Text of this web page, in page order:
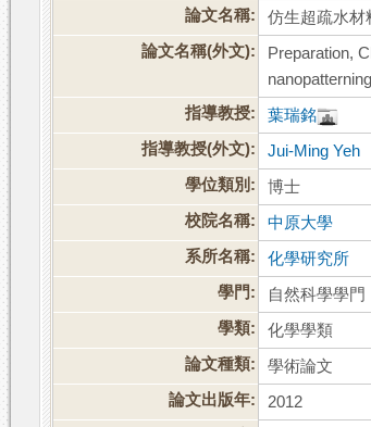
論文名稱:
仿生超疏水材
論文名稱(外文):
Preparation,
指導教授:
葉瑞銘
指導教授(外文):
Jui-Ming Yeh
學位類別:
博士
校院名稱:
中原大學
系所名稱:
化學研究所
學門:
自然科學學門
學類:
化學學類
論文種類:
學術論文
論文出版年:
2012